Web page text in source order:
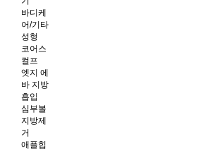
바디케
어/기타
성형
코어스
컬프
엣지 에
바 지방
흡입
심부볼
지방제
거
애플힙